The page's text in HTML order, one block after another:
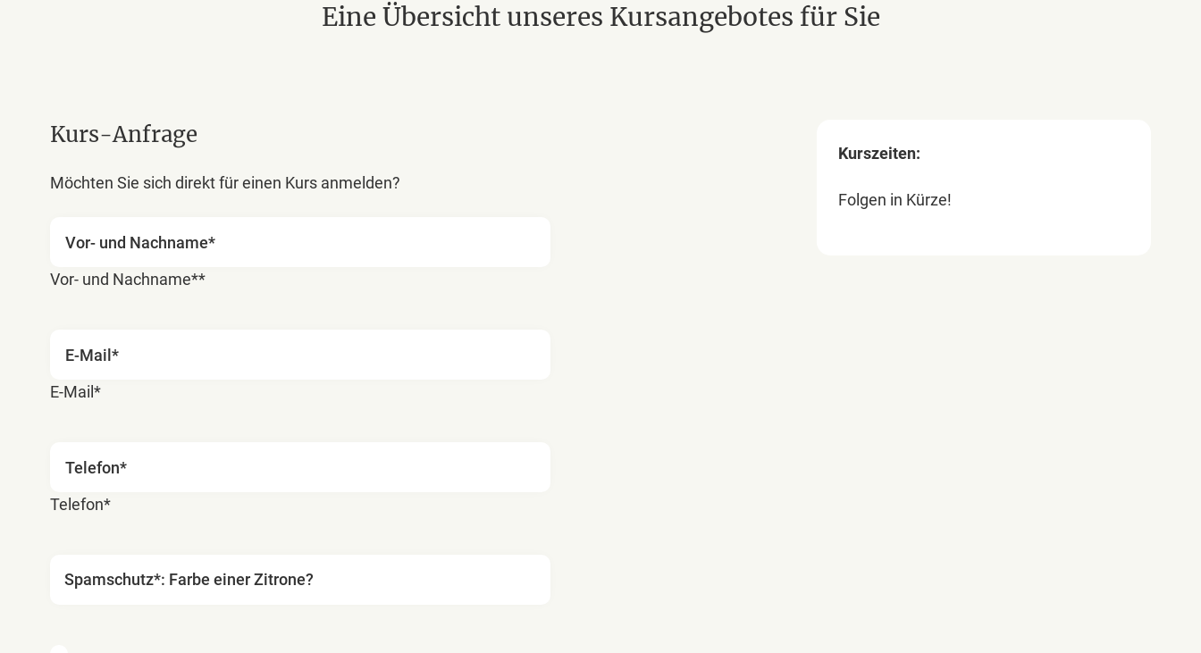
Eine Übersicht unseres Kursangebotes für Sie
Kurs-Anfrage
Möchten Sie sich direkt für einen Kurs anmelden?
Vor- und Nachname**
E-Mail*
Telefon*
Spamschutz*: Farbe einer Zitrone?
Kurszeiten:
Folgen in Kürze!